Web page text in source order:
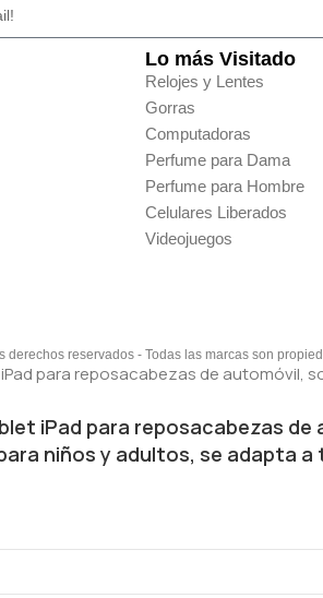
Lo más Visitado
Relojes y Lentes
Gorras
Computadoras
Perfume para Dama
Perfume para Hombre
Celulares Liberados
Videojuegos
derechos reservados - Todas las marcas son
iPad para reposacabezas
niños y adultos, se adapta a